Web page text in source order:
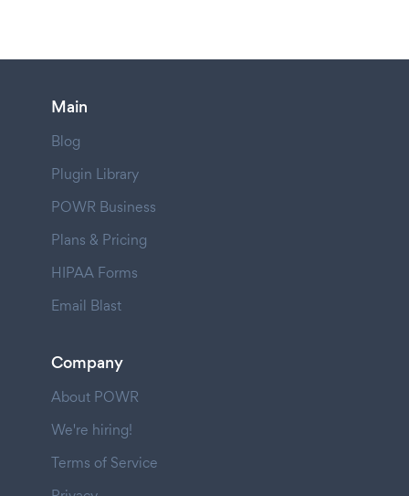
Main
Blog
Plugin Library
POWR Business
Plans & Pricing
HIPAA Forms
Email Blast
Company
About POWR
We're hiring!
Terms of Service